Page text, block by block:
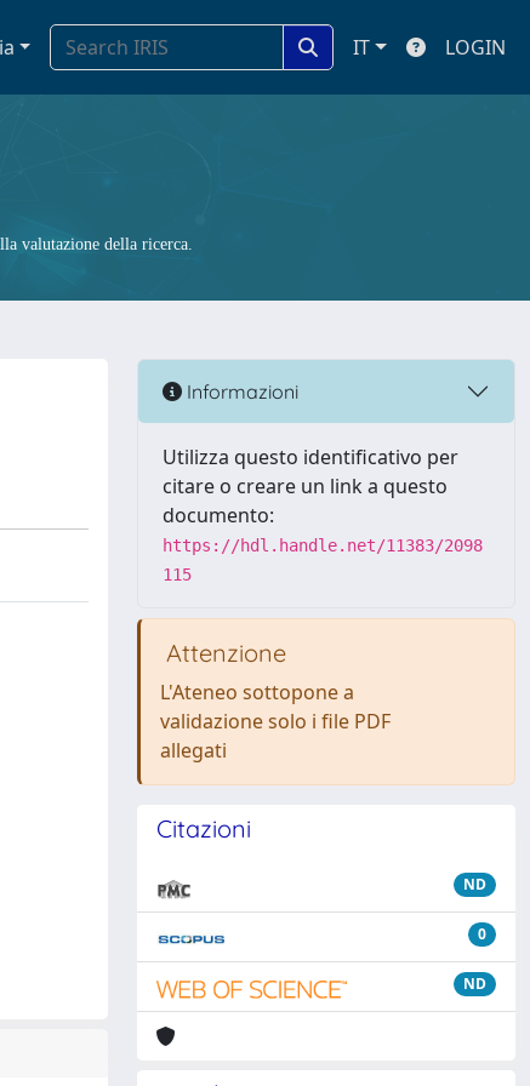
IT LOGIN
valutazione della ricerca.
Informazioni
Utilizza questo identificativo per
citare o creare un link a questo
documento:
https://hdl.handle.net/11383/2098
115
Attenzione
L'Ateneo sottopone a
validazione solo i file PDF
allegati
Citazioni
ND
0
ND